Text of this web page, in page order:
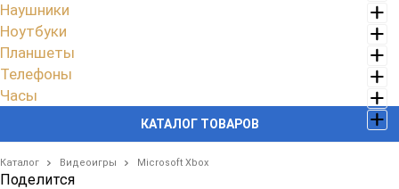
КАТАЛОГ ТОВАРОВ
Наушники
Ноутбуки
Планшеты
Телефоны
Часы
Каталог Видеоигры Microsoft Xbox
Поделится